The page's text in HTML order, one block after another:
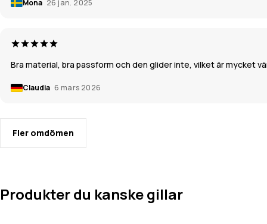
Mona 26 jan. 2025
Bra material, bra passform och den glider inte, vilket är mycket
Claudia 6 mars 2026
Fler omdömen
Produkter du kanske gillar